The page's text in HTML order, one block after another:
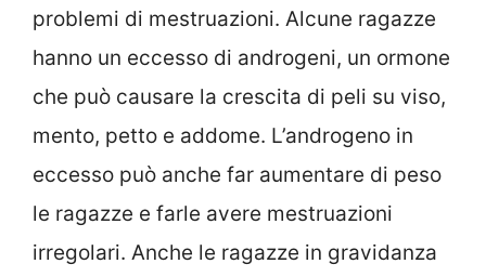
problemi di mestruazioni. Alcune ragazze
hanno un eccesso di androgeni, un ormone
che può causare la crescita di peli su viso,
mento, petto e addome. L’androgeno in
eccesso può anche far aumentare di peso
le ragazze e farle avere mestruazioni
irregolari. Anche le ragazze in gravidanza